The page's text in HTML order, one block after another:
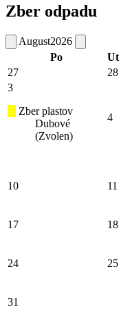
Zber odpadu
August2026
Po
Ut
27
28
3
Zber plastov
Dubové
(Zvolen)
4
10 11
17 18
24 25
31